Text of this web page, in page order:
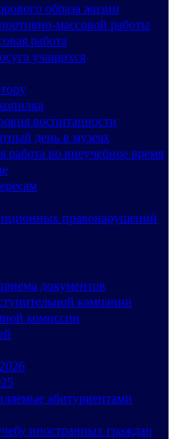
образа жизни
массовой работы
работа
учащихся
воспитанности
день в музеях
работа во внеучебное время
правонарушений
документов
кампании
комиссии
абитуриентами
иностранных граждан